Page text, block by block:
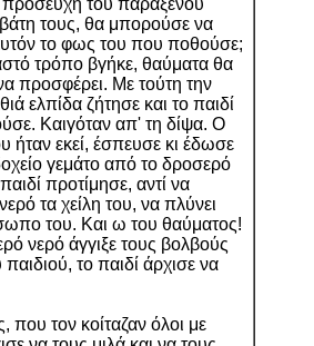
του παράξενου
τους, θα μπορούσε να
το φως του που ποθούσε;
τρόπο βγήκε, θαύματα θα
προσφέρει. Με τούτη την
ελπίδα ζήτησε και το παιδί
Καιγόταν απ' τη δίψα. Ο
ήταν εκεί, έσπευσε κι έδωσε
γεμάτο από το δροσερό
προτίμησε, αντί να
τα χείλη του, να πλύνει
του. Και ω του θαύματος!
νερό άγγιξε τους βολβούς
το παιδί άρχισε να
που τον κοίταζαν όλοι με